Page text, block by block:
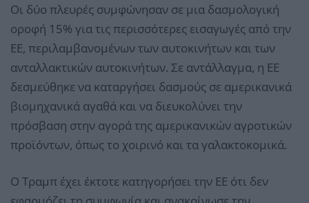
Οι δύο πλευρές συμφώνησαν σε μια δασμολογική
οροφή 15% για τις περισσότερες εισαγωγές από την
ΕΕ, περιλαμβανομένων των αυτοκινήτων και των
ανταλλακτικών αυτοκινήτων. Σε αντάλλαγμα, η ΕΕ
δεσμεύθηκε να καταργήσει δασμούς σε αμερικανικά
βιομηχανικά αγαθά και να διευκολύνει την
πρόσβαση στην αγορά της αμερικανικών αγροτικών
προϊόντων, όπως το χοιρινό και τα γαλακτοκομικά.
Ο Τραμπ έχει έκτοτε κατηγορήσει την ΕΕ ότι δεν